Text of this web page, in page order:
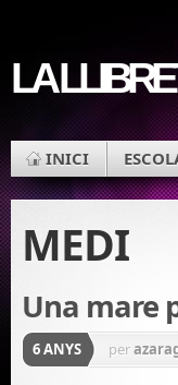
LA
INICI
MEDI
Una mare
6 ANYS per